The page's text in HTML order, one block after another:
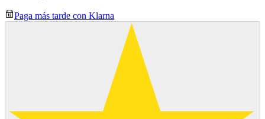
Paga más tarde con Klarna